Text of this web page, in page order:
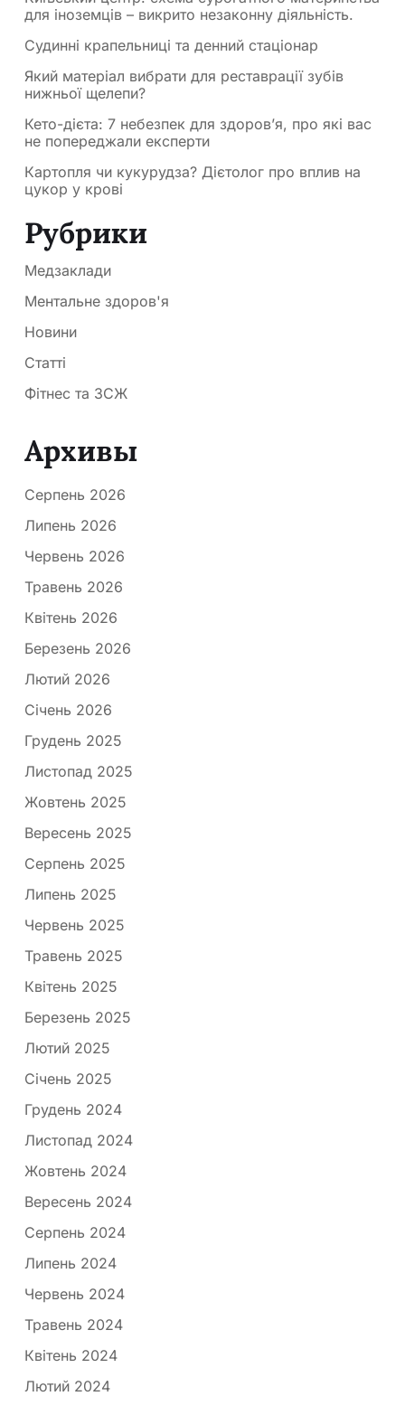
для іноземців – викрито незаконну діяльність.
Судинні крапельниці та денний стаціонар
Який матеріал вибрати для реставрації зубів
нижньої щелепи?
Кето-дієта: 7 небезпек для здоров’я, про які вас
не попереджали експерти
Картопля чи кукурудза? Дієтолог про вплив на
цукор у крові
Рубрики
Медзаклади
Ментальне здоров'я
Новини
Статті
Фітнес та ЗСЖ
Архивы
Серпень 2026
Липень 2026
Червень 2026
Травень 2026
Квітень 2026
Березень 2026
Лютий 2026
Січень 2026
Грудень 2025
Листопад 2025
Жовтень 2025
Вересень 2025
Серпень 2025
Липень 2025
Червень 2025
Травень 2025
Квітень 2025
Березень 2025
Лютий 2025
Січень 2025
Грудень 2024
Листопад 2024
Жовтень 2024
Вересень 2024
Серпень 2024
Липень 2024
Червень 2024
Травень 2024
Квітень 2024
Лютий 2024